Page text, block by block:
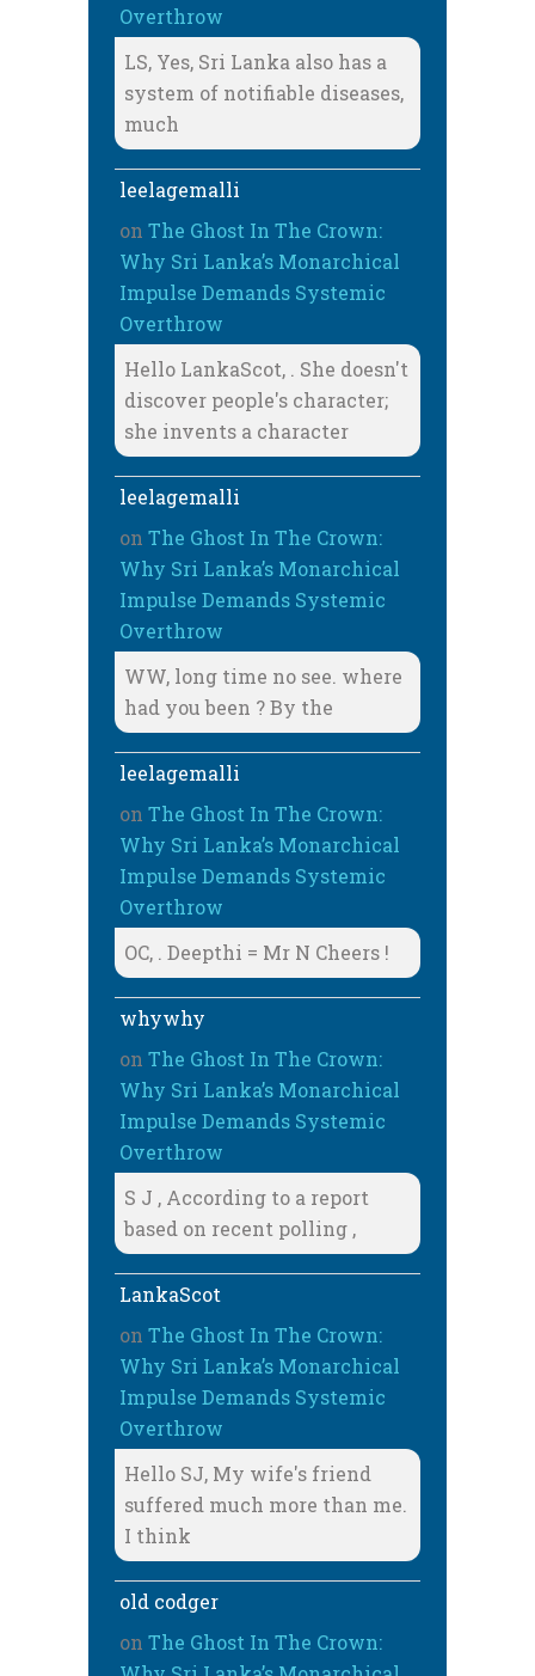
Overthrow
LS, Yes, Sri Lanka also has a
system of notifiable diseases,
much
leelagemalli
on The Ghost In The Crown:
Why Sri Lanka’s Monarchical
Impulse Demands Systemic
Overthrow
Hello LankaScot, . She doesn't
discover people's character;
she invents a character
leelagemalli
on The Ghost In The Crown:
Why Sri Lanka’s Monarchical
Impulse Demands Systemic
Overthrow
WW, long time no see. where
had you been ? By the
leelagemalli
on The Ghost In The Crown:
Why Sri Lanka’s Monarchical
Impulse Demands Systemic
Overthrow
OC, . Deepthi = Mr N Cheers !
whywhy
on The Ghost In The Crown:
Why Sri Lanka’s Monarchical
Impulse Demands Systemic
Overthrow
S J , According to a report
based on recent polling ,
LankaScot
on The Ghost In The Crown:
Why Sri Lanka’s Monarchical
Impulse Demands Systemic
Overthrow
Hello SJ, My wife's friend
suffered much more than me.
I think
old codger
on The Ghost In The Crown: